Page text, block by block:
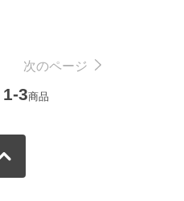
次のページ
1-3商品